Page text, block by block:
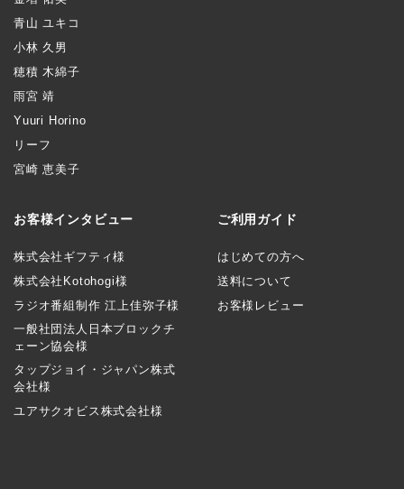
青山 ユキコ
小林 久男
穂積 木綿子
雨宮 靖
Yuuri Horino
リーフ
宮崎 恵美子
お客様インタビュー
株式会社ギフティ様
株式会社Kotohogi様
ラジオ番組制作 江上佳弥子様
一般社団法人日本ブロックチ
ェーン協会様
タップジョイ・ジャパン株式
会社様
ユアサクオビス株式会社様
ご利用ガイド
はじめての方へ
送料について
お客様レビュー